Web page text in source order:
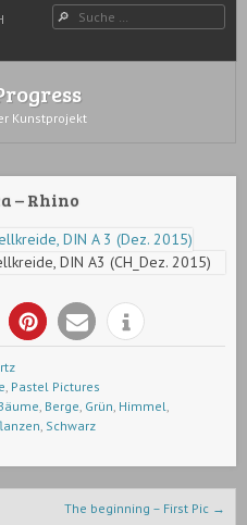
Suche
Kunstprojekt
– Rhino
DIN A3 (CH_Dez. 2015)
, Pastel Pictures
, Berge, Grün, Himmel,
, Schwarz
The beginning – First Pic →